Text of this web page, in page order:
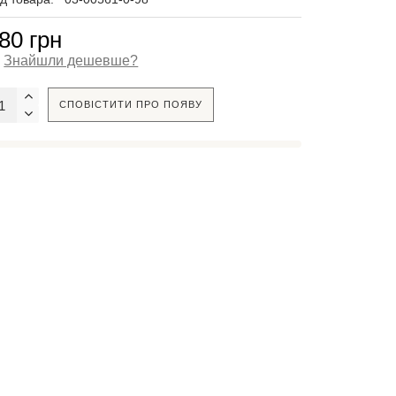
грн
Знайшли дешевше?
СПОВІСТИТИ ПРО ПОЯВУ